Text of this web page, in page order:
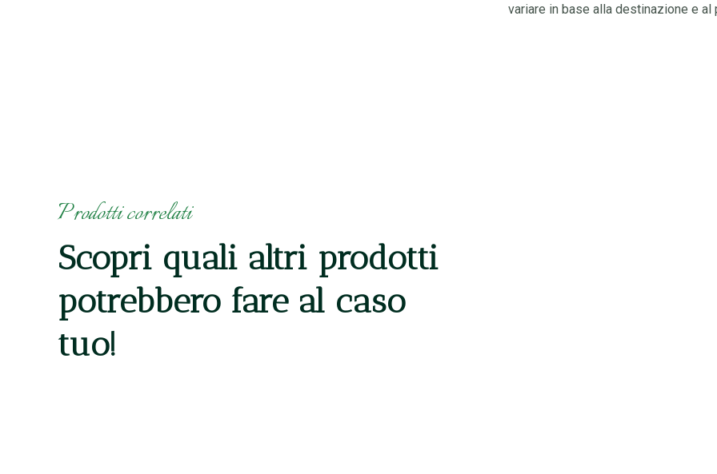
variare in base alla destinazione e al
Prodotti correlati
Scopri quali altri prodotti
potrebbero fare al caso
tuo!